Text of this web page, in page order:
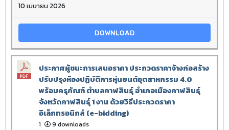
10 เมษายน 2026
DOWNLOAD
ประกาศผู้ชนะการเสนอราคา ประกวดราคาจ้างก่อสร้าง
ปรับปรุงห้องปฏิบัติการหุ่นยนต์อุตสาหกรรม 4.0
พร้อมครุภัณฑ์ ตำบลกาฬสินธุ์ อำเภอเมืองกาฬสินธุ์
จังหวัดกาฬสินธุ์ 1 งาน ด้วยวิธีประกวดราคา
อิเล็กทรอนิกส์ (e-bidding)
1 9 downloads